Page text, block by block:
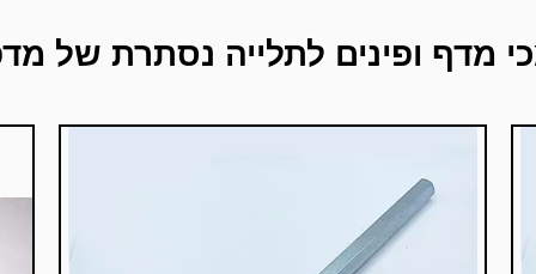
מדף ופינים לתלייה נסתרת של